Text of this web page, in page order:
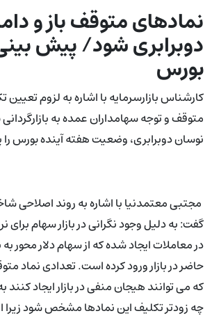
نمادهای متوقف باز و
دوبرابری شود/ پیش
بورس
کارشناس بازارسرمایه با اشاره به لزوم
متوقف و توجه سهامداران عمده به
نوسان دوبرابری، وضعیت هفته آینده بورس
مجتبی معتمدنیا با اشاره به روند اصلاحی
گفت: به دلیل وجود نگرانی در بازار سهام برای
در معاملات ایجاد شده که از سهام دلار محور
حاضر در بازار ورود کرده است. تعدادی نماد
که می توانند هیجان منفی در بازار ایجاد
چه زودتر تکلیف این نمادها مشخص شود زیرا